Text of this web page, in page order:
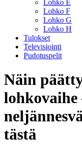
Lohko E
Lohko F
Lohko G
Lohko H
Tulokset
Televisiointi
Pudotuspelit
Näin
lohkovaihe
tästä